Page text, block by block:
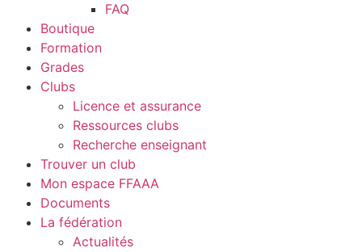
FAQ
Boutique
Formation
Grades
Clubs
Licence et assurance
Ressources clubs
Recherche enseignant
Trouver un club
Mon espace FFAAA
Documents
La fédération
Actualités